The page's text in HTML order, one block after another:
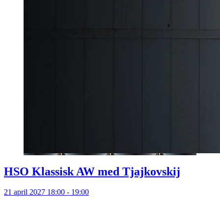
HSO Klassisk AW med Tjajkovskij
21 april 2027 18:00 - 19:00